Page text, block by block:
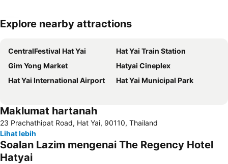
Kembangkan peta
Explore nearby attractions
CentralFestival Hat Yai
Hat Yai Train Station
Gim Yong Market
Hatyai Cineplex
Hat Yai International Airport
Hat Yai Municipal Park
Maklumat hartanah
23 Prachathipat Road, Hat Yai, 90110, Thailand
Lihat lebih
Soalan Lazim mengenai The Regency Hotel
Hatyai